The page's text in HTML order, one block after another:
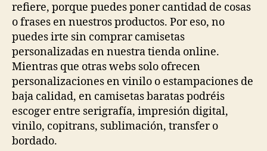
refiere, porque puedes poner cantidad de cosas
o frases en nuestros productos. Por eso, no
puedes irte sin comprar camisetas
personalizadas en nuestra tienda online.
Mientras que otras webs solo ofrecen
personalizaciones en vinilo o estampaciones de
baja calidad, en camisetas baratas podréis
escoger entre serigrafía, impresión digital,
vinilo, copitrans, sublimación, transfer o
bordado.